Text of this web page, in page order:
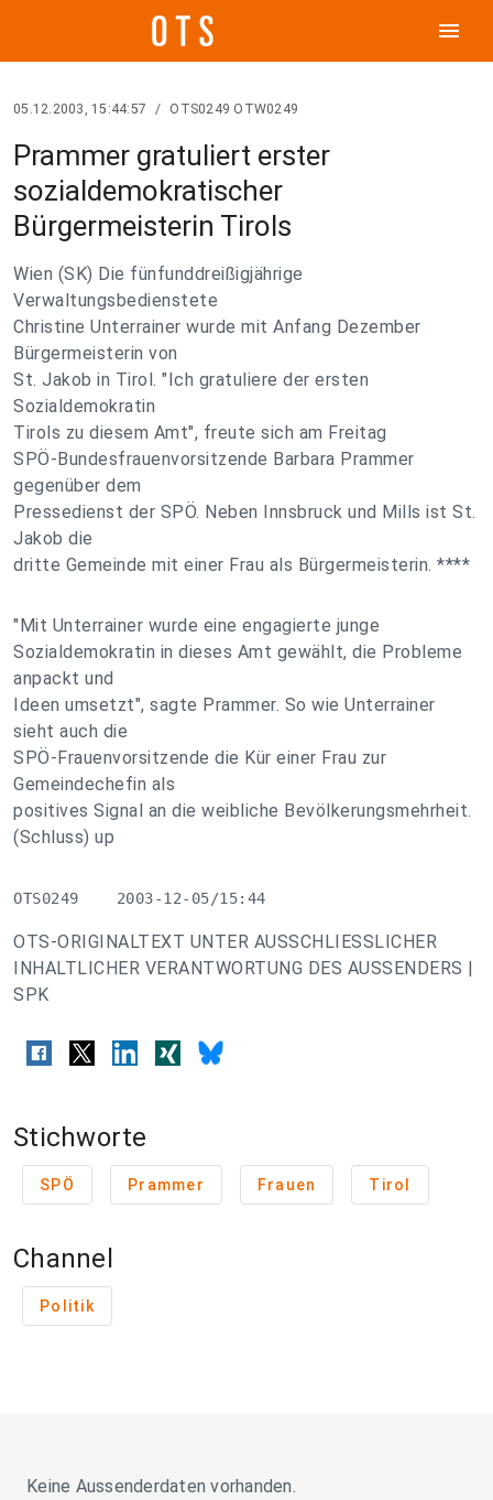
menu
05.12.2003, 15:44:57 / OTS0249 OTW0249
Prammer gratuliert erster
sozialdemokratischer
Bürgermeisterin Tirols
Wien (SK) Die fünfunddreißigjährige
Verwaltungsbedienstete
Christine Unterrainer wurde mit Anfang Dezember
Bürgermeisterin von
St. Jakob in Tirol. "Ich gratuliere der ersten
Sozialdemokratin
Tirols zu diesem Amt", freute sich am Freitag
SPÖ-Bundesfrauenvorsitzende Barbara Prammer
gegenüber dem
Pressedienst der SPÖ. Neben Innsbruck und Mills ist St.
Jakob die
dritte Gemeinde mit einer Frau als Bürgermeisterin. ****
"Mit Unterrainer wurde eine engagierte junge
Sozialdemokratin in dieses Amt gewählt, die Probleme
anpackt und
Ideen umsetzt", sagte Prammer. So wie Unterrainer
sieht auch die
SPÖ-Frauenvorsitzende die Kür einer Frau zur
Gemeindechefin als
positives Signal an die weibliche Bevölkerungsmehrheit.
(Schluss) up
OTS0249    2003-12-05/15:44
OTS-ORIGINALTEXT UNTER AUSSCHLIESSLICHER
INHALTLICHER VERANTWORTUNG DES AUSSENDERS |
SPK
Stichworte
SPÖ Prammer Frauen Tirol
Channel
Politik
Keine Aussenderdaten vorhanden.